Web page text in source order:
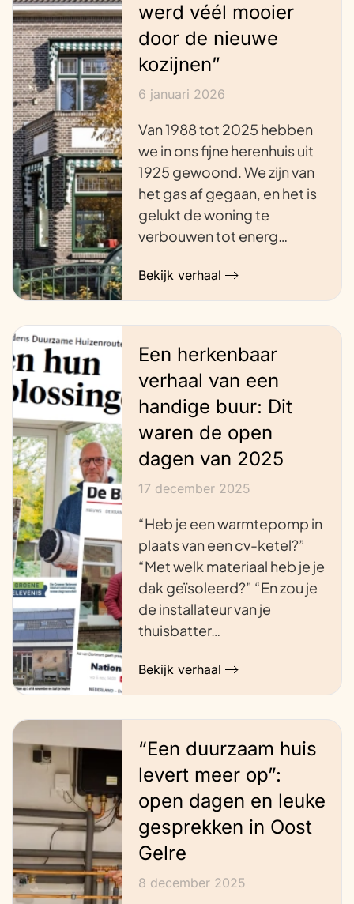
werd véél mooier
door de nieuwe
kozijnen”
6 januari 2026
Van 1988 tot 2025 hebben
we in ons fijne herenhuis uit
1925 gewoond. We zijn van
het gas af gegaan, en het is
gelukt de woning te
verbouwen tot energ…
Bekijk verhaal
Een herkenbaar
verhaal van een
handige buur: Dit
waren de open
dagen van 2025
17 december 2025
“Heb je een warmtepomp in
plaats van een cv-ketel?”
“Met welk materiaal heb je je
dak geïsoleerd?” “En zou je
de installateur van je
thuisbatter…
Bekijk verhaal
“Een duurzaam huis
levert meer op”:
open dagen en leuke
gesprekken in Oost
Gelre
8 december 2025